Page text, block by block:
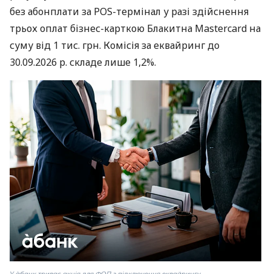
без абонплати за POS-термінал у разі здійснення
трьох оплат бізнес-карткою Блакитна Mastercard на
суму від 1 тис. грн. Комісія за еквайринг до
30.09.2026 р. складе лише 1,2%.